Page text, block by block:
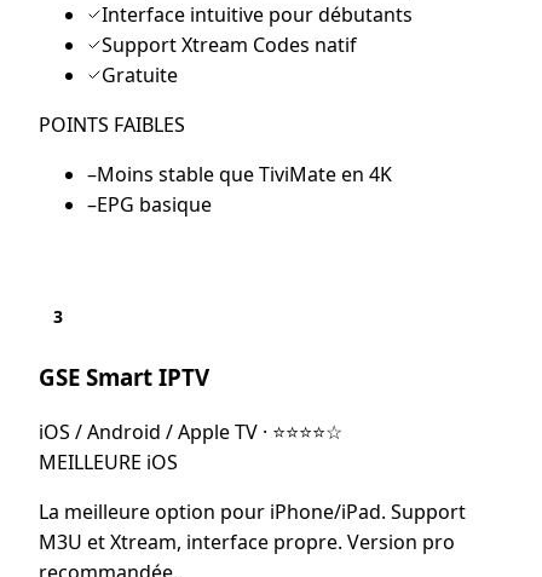
Interface intuitive pour débutants
Support Xtream Codes natif
Gratuite
POINTS FAIBLES
–Moins stable que TiviMate en 4K
–EPG basique
3
GSE Smart IPTV
iOS / Android / Apple TV · ⭐⭐⭐⭐☆
MEILLEURE iOS
La meilleure option pour iPhone/iPad. Support
M3U et Xtream, interface propre. Version pro